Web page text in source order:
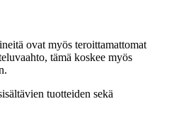
ovat myös teroittamattomat
tämä koskee myös
tuotteiden sekä